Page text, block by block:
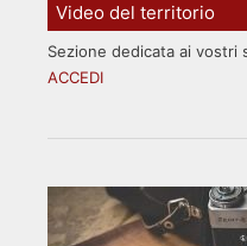
Video del territorio
Sezione dedicata ai
ACCEDI